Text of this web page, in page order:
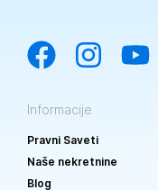
Informacije
Pravni Saveti
Naše nekretnine
Blog